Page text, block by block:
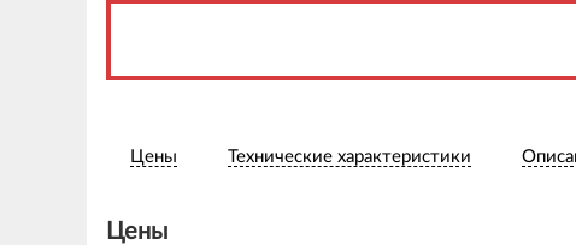
Цены Технические характеристики
Цены